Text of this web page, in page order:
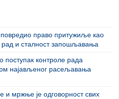
право притужиље као
и сталност запошљавања
поступак контроле рада
најављеног расељавања
и мржње је одговорност свих